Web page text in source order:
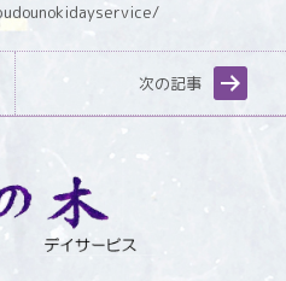
次の記事